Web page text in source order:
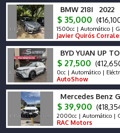
BMW 218I 2022
$ 35,000
1500cc | Automático |
Javier Quirós
BYD YUAN UP
$ 27,500
0cc | Automático |
AutoShow
Mercedes Benz
$ 39,900
2000cc | Automático |
RAC Motors